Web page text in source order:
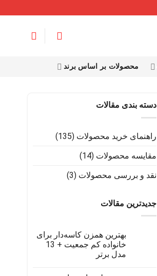
محصولات بر اساس برند
دسته بندی مقالات
راهنمای خرید محصولات (135)
مقایسه محصولات (14)
نقد و بررسی محصولات (3)
جدیدترین مقالات
بهترین همزن کاسه‌دار برای
خانواده کم جمعیت + 13
مدل برتر